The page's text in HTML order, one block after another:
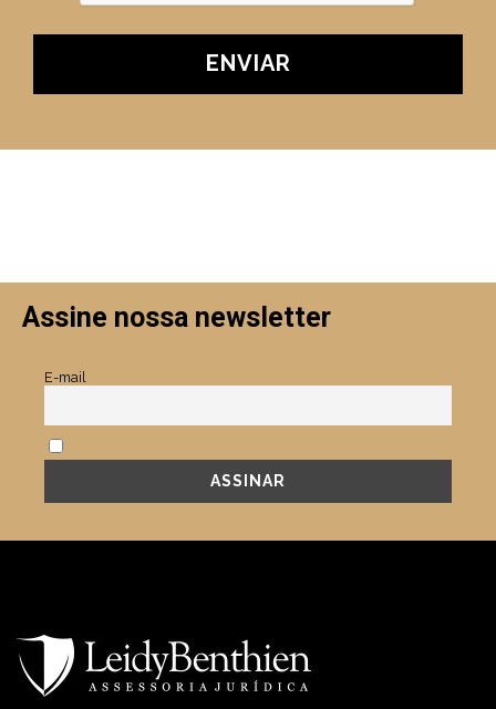
Assine nossa newsletter
E-mail